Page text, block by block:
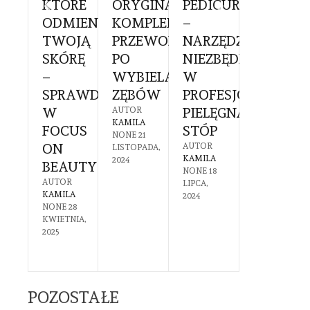
KTÓRE
ODMIENIĄ
TWOJĄ
SKÓRĘ
–
SPRAWDŹ
W
FOCUS
ON
BEAUTY
AUTOR
KAMILA
NONE 28
KWIETNIA,
2025
ORYGINALNE:
KOMPLEKSOWY
PRZEWODNIK
PO
WYBIELANIU
ZĘBÓW
AUTOR
KAMILA
NONE 21
LISTOPADA,
2024
PEDICURE
–
NARZĘDZIE
NIEZBĘDNE
W
PROFESJONALNEJ
PIELĘGNACJI
STÓP
AUTOR
KAMILA
NONE 18
LIPCA,
2024
POZOSTAŁE